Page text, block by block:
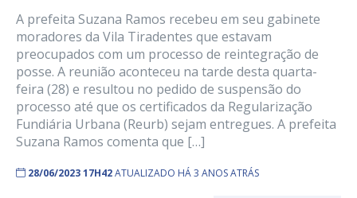
A prefeita Suzana Ramos recebeu em seu gabinete
moradores da Vila Tiradentes que estavam
preocupados com um processo de reintegração de
posse. A reunião aconteceu na tarde desta quarta-
feira (28) e resultou no pedido de suspensão do
processo até que os certificados da Regularização
Fundiária Urbana (Reurb) sejam entregues. A prefeita
Suzana Ramos comenta que […]
28/06/2023 17H42ATUALIZADO HÁ 3 ANOS ATRÁS